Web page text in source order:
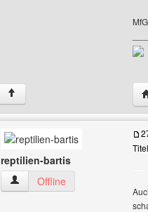
↑
reptilien-bartis
reptilien-bartis Benutzer-Profile
Offline